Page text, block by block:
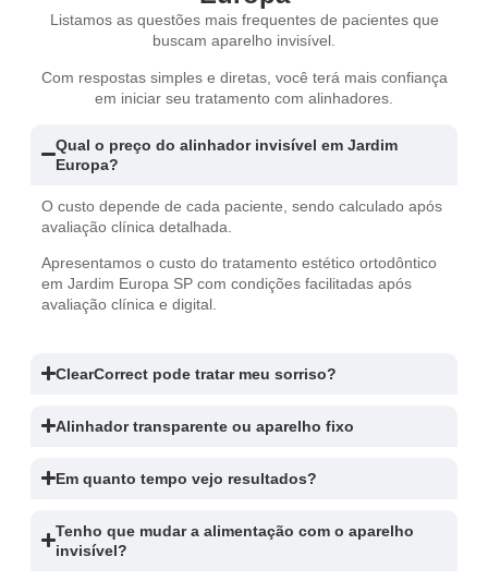
Listamos as questões mais frequentes de pacientes que
buscam aparelho invisível.
Com respostas simples e diretas, você terá mais confiança
em iniciar seu tratamento com alinhadores.
Qual o preço do alinhador invisível em Jardim
Europa?
O custo depende de cada paciente, sendo calculado após
avaliação clínica detalhada.
Apresentamos o custo do tratamento estético ortodôntico
em Jardim Europa SP com condições facilitadas após
avaliação clínica e digital.
ClearCorrect pode tratar meu sorriso?
Alinhador transparente ou aparelho fixo
Em quanto tempo vejo resultados?
Tenho que mudar a alimentação com o aparelho
invisível?